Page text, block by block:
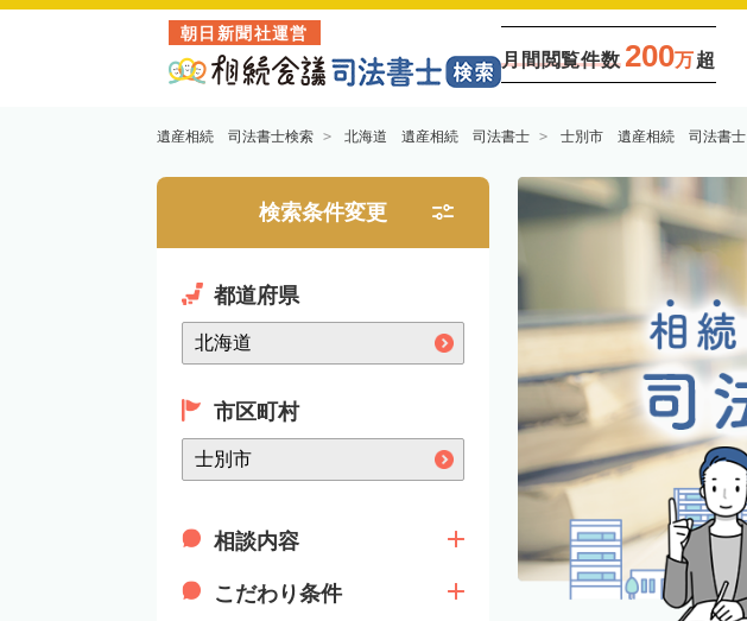
朝日新聞社運営
月間閲覧件数 200万超
遺産相続 司法書士検索 北海道 遺産相続 司法書士 士別市 遺産相続 司法書士
検索条件変更
都道府県
市区町村
相談内容
こだわり条件